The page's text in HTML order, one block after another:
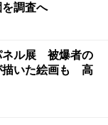
調査へ
ネル展 被爆者の
描いた絵画も 高